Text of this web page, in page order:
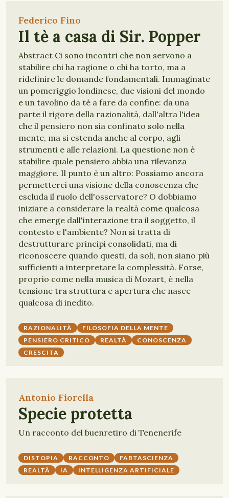
Federico Fino
Il tè a casa di Sir. Popper
Abstract Ci sono incontri che non servono a
stabilire chi ha ragione o chi ha torto, ma a
ridefinire le domande fondamentali. Immaginate
un pomeriggio londinese, due visioni del mondo
e un tavolino da tè a fare da confine: da una
parte il rigore della razionalità, dall'altra l'idea
che il pensiero non sia confinato solo nella
mente, ma si estenda anche al corpo, agli
strumenti e alle relazioni. La questione non è
stabilire quale pensiero abbia una rilevanza
maggiore. Il punto è un altro: Possiamo ancora
permetterci una visione della conoscenza che
escluda il ruolo dell'osservatore? O dobbiamo
iniziare a considerare la realtà come qualcosa
che emerge dall'interazione tra il soggetto, il
contesto e l'ambiente? Non si tratta di
destrutturare principi consolidati, ma di
riconoscere quando questi, da soli, non siano più
sufficienti a interpretare la complessità. Forse,
proprio come nella musica di Mozart, è nella
tensione tra struttura e apertura che nasce
qualcosa di inedito.
RAZIONALITÀ
FILOSOFIA DELLA MENTE
PENSIERO CRITICO
REALTÀ
CONOSCENZA
CRESCITA
Antonio Fiorella
Specie protetta
Un racconto del buenretiro di Tenenerife
DISTOPIA RACCONTO
FABTASCIENZA
REALTÀ
IA INTELLIGENZA ARTIFICIALE